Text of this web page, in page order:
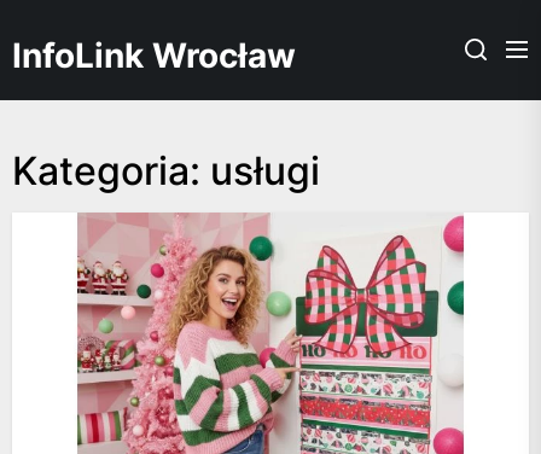
to
the
content
InfoLink Wrocław
Kategoria: usługi